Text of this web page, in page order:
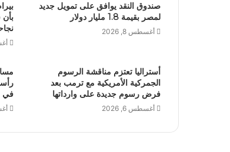
صندوق النقد يوافق على تمويل جديد
لمصر بقيمة 1.8 مليار دولار
أغسطس 8, 2026
أستراليا تعتزم مناقشة الرسوم
الجمركية الأمريكية مع ترمب بعد
فرض رسوم جديدة على وارداتها
أغسطس 6, 2026
في